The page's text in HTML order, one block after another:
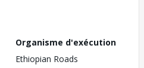
Organisme d'exécution
Ethiopian Roads